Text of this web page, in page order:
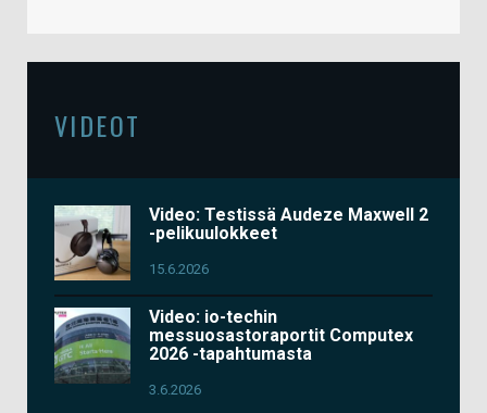
VIDEOT
Video: Testissä Audeze Maxwell 2
-pelikuulokkeet
15.6.2026
Video: io-techin
messuosastoraportit Computex
2026 -tapahtumasta
3.6.2026